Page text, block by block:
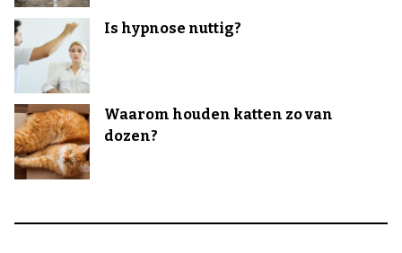
Is hypnose nuttig?
Waarom houden katten zo van
dozen?